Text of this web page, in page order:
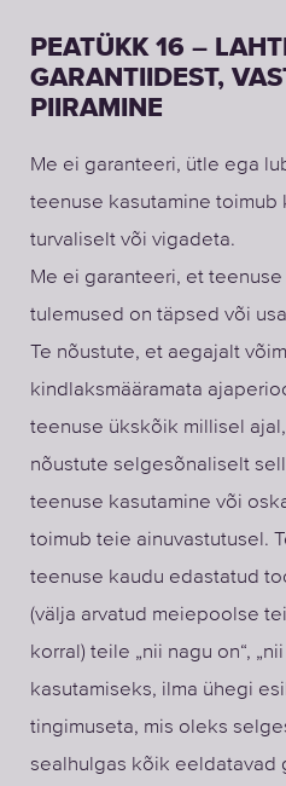
PEATÜKK 16 –
GARANTIIDEST,
PIIRAMINE
Me ei garanteeri, ütle ega
teenuse kasutamine
turvaliselt või vigadeta.
Me ei garanteeri, et
tulemused on täpsed või
Te nõustute, et aegajalt
kindlaksmääramata
teenuse ükskõik millisel
nõustute selgesõnaliselt
teenuse kasutamine või
toimub teie ainuvastutusel.
teenuse kaudu edastatud
(välja arvatud meiepoolse
korral) teile „nii nagu on“,
kasutamiseks, ilma ühegi
tingimuseta, mis oleks
sealhulgas kõik eeldatavad